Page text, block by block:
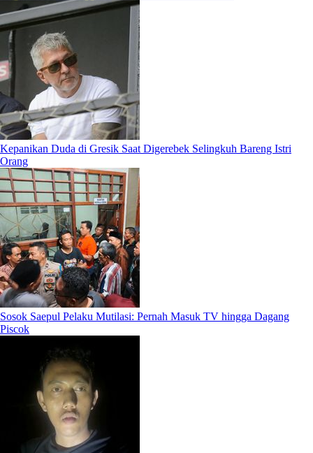
Kepanikan Duda di Gresik Saat Digerebek Selingkuh Bareng Istri
Orang
Sosok Saepul Pelaku Mutilasi: Pernah Masuk TV hingga Dagang
Piscok